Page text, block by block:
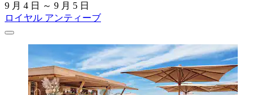
9 月 4 日 ～ 9 月 5 日
ロイヤル アンティーブ